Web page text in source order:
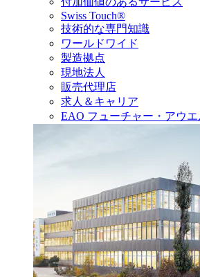
Swiss Touch®
技術的な専門知識
ワールドワイド
製造拠点
現地法人
販売代理店
求人＆キャリア
EAO フューチャー・アウ